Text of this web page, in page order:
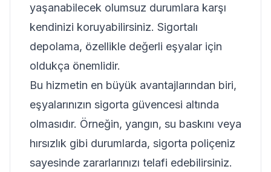
yaşanabilecek olumsuz durumlara karşı
kendinizi koruyabilirsiniz. Sigortalı
depolama, özellikle değerli eşyalar için
oldukça önemlidir.
Bu hizmetin en büyük avantajlarından biri,
eşyalarınızın sigorta güvencesi altında
olmasıdır. Örneğin, yangın, su baskını veya
hırsızlık gibi durumlarda, sigorta poliçeniz
sayesinde zararlarınızı telafi edebilirsiniz.